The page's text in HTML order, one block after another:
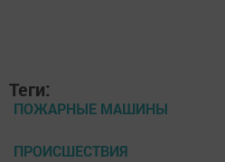
Теги:
ПОЖАРНЫЕ МАШИНЫ
ПРОИСШЕСТВИЯ